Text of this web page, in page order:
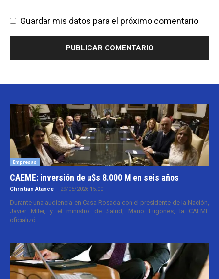
Guardar mis datos para el próximo comentario
Empresas
CAEME: inversión de u$s 8.000 M en seis años
Christian Atance - 29/05/2026 15:00
Durante una audiencia en Casa Rosada con el presidente de la Nación,
Javier Milei, y el ministro de Salud, Mario Lugones, la CAEME
oficializó...